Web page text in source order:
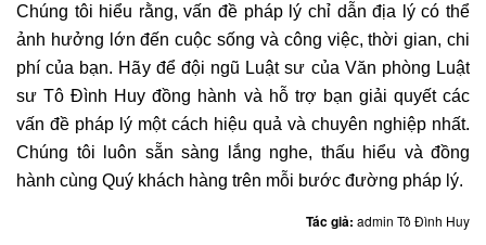
Chúng tôi hiểu rằng, vấn đề pháp lý chỉ dẫn địa lý có thể
ảnh hưởng lớn đến cuộc sống và công việc, thời gian, chi
phí của bạn. Hãy để đội ngũ Luật sư của Văn phòng Luật
sư Tô Đình Huy đồng hành và hỗ trợ bạn giải quyết các
vấn đề pháp lý một cách hiệu quả và chuyên nghiệp nhất.
Chúng tôi luôn sẵn sàng lắng nghe, thấu hiểu và đồng
hành cùng Quý khách hàng trên mỗi bước đường pháp lý.
Tác giả: admin Tô Đình Huy